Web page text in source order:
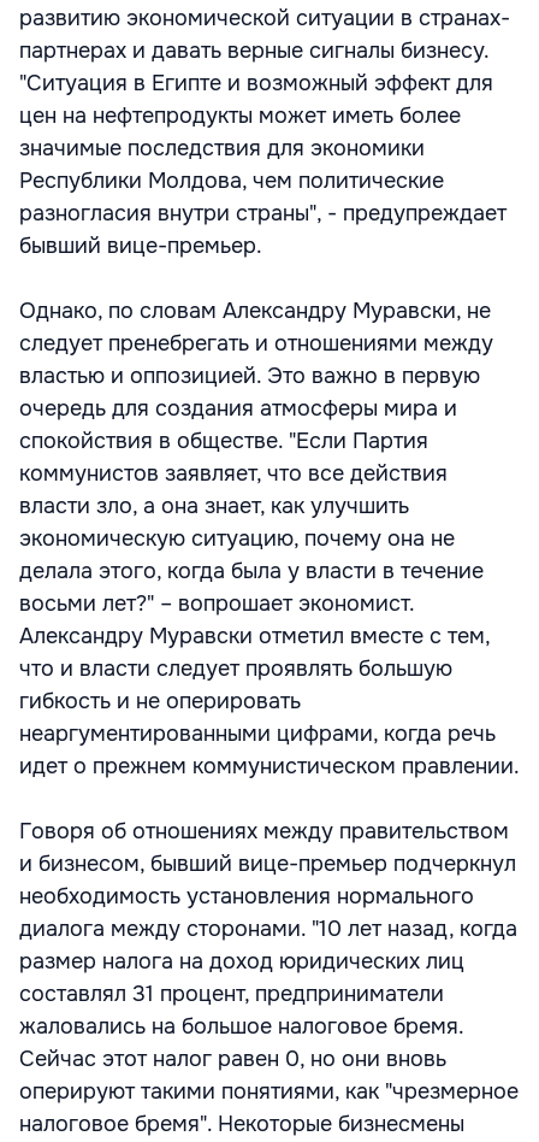
развитию экономической ситуации в странах-
партнерах и давать верные сигналы бизнесу.
"Ситуация в Египте и возможный эффект для
цен на нефтепродукты может иметь более
значимые последствия для экономики
Республики Молдова, чем политические
разногласия внутри страны", - предупреждает
бывший вице-премьер.
Однако, по словам Александру Муравски, не
следует пренебрегать и отношениями между
властью и оппозицией. Это важно в первую
очередь для создания атмосферы мира и
спокойствия в обществе. "Если Партия
коммунистов заявляет, что все действия
власти зло, а она знает, как улучшить
экономическую ситуацию, почему она не
делала этого, когда была у власти в течение
восьми лет?" – вопрошает экономист.
Александру Муравски отметил вместе с тем,
что и власти следует проявлять большую
гибкость и не оперировать
неаргументированными цифрами, когда речь
идет о прежнем коммунистическом правлении.
Говоря об отношениях между правительством
и бизнесом, бывший вице-премьер подчеркнул
необходимость установления нормального
диалога между сторонами. "10 лет назад, когда
размер налога на доход юридических лиц
составлял 31 процент, предприниматели
жаловались на большое налоговое бремя.
Сейчас этот налог равен 0, но они вновь
оперируют такими понятиями, как "чрезмерное
налоговое бремя". Некоторые бизнесмены